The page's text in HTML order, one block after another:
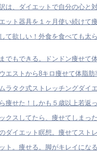
は、ダイエットで自分の心と
ット器具を１ヶ月使い続けて
て欲しい！外食を食べても太
でもできる。ドンドン痩せて
エストから8キロ痩せて体脂肪
ラタク式ストレッチングダイ
痩せた！しかも５歳以上若返っ
クスしてたら、痩せてしまっ
ダイエット瞑想。痩せてスト
ト。痩せる。脚がキレイになる